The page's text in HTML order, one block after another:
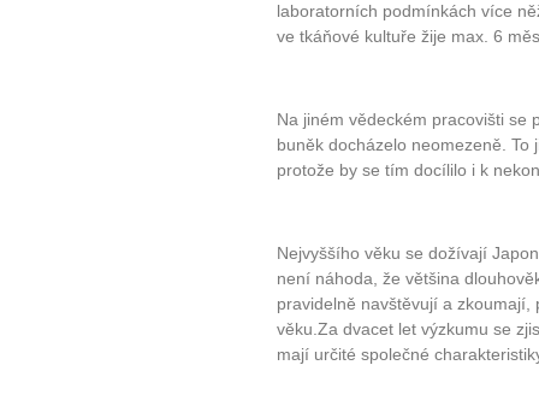
laboratorních podmínkách více
ve tkáňové kultuře žije max. 6
Na jiném vědeckém pracovišti se
buněk docházelo neomezeně.
protože by se tím docílilo i k
Nejvyššího věku se dožívají
není náhoda, že většina
pravidelně navštěvují a
věku.Za dvacet let výzkumu se
mají určité společné